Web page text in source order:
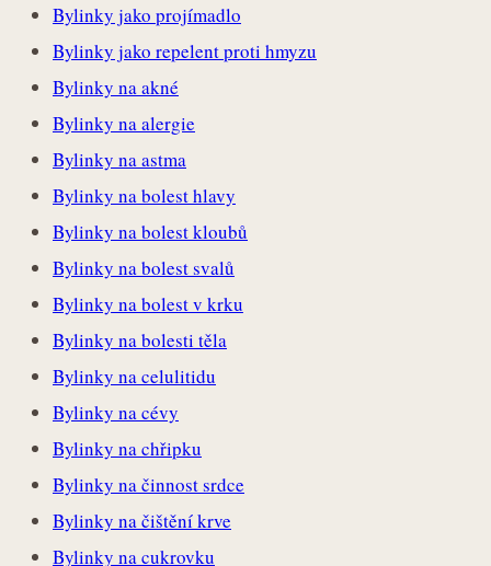
Bylinky jako projímadlo
Bylinky jako repelent proti hmyzu
Bylinky na akné
Bylinky na alergie
Bylinky na astma
Bylinky na bolest hlavy
Bylinky na bolest kloubů
Bylinky na bolest svalů
Bylinky na bolest v krku
Bylinky na bolesti těla
Bylinky na celulitidu
Bylinky na cévy
Bylinky na chřipku
Bylinky na činnost srdce
Bylinky na čištění krve
Bylinky na cukrovku